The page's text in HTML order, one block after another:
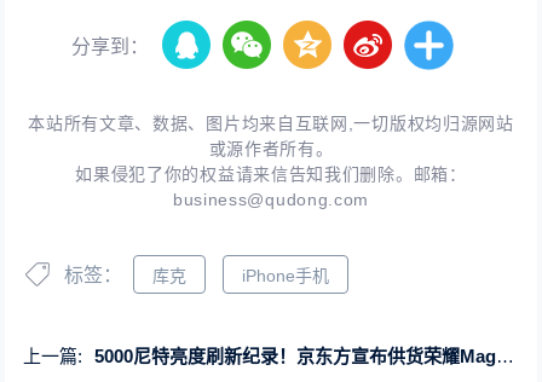
分享到：
本站所有文章、数据、图片均来自互联网,一切版权均归源网站
或源作者所有。
如果侵犯了你的权益请来信告知我们删除。邮箱：
business@qudong.com
标签： 库克 iPhone手机
上一篇:
5000尼特亮度刷新纪录！京东方宣布供货荣耀Magic6 Pro